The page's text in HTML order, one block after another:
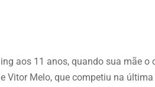
aos 11 anos, quando sua mãe o
Vitor Melo, que competiu na